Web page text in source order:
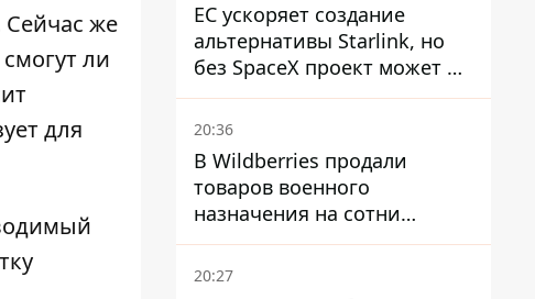
Сейчас же
ли
для
ЕС ускоряет создание
альтернативы Starlink, но
без SpaceX проект может не
обойтись
20:36
В Wildberries продали
товаров военного
назначения на сотни
миллионов, но удары ВСУ
изменили ситуацию
20:27